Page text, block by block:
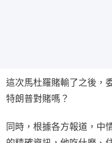
這次馬杜羅賭輸了之後，
特朗普對賭嗎？
同時，根據各方報道，中